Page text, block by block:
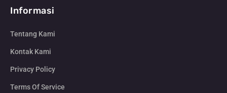
Informasi
Tentang Kami
Kontak Kami
Privacy Policy
Terms Of Service